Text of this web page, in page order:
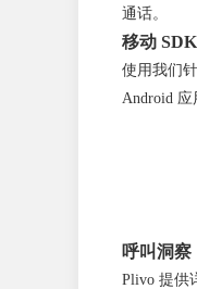
通话。
移动 SDK
使用我们
Android 应
呼叫洞
Plivo 提供